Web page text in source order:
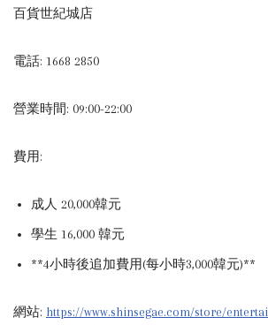
百貨世紀城店
電話: 1668 2850
營業時間: 09:00-22:00
費用:
成人 20,000韓元
學生 16,000 韓元
**4小時後追加費用(每小時3,000韓元)**
網站: https://www.shinsegae.com/store/